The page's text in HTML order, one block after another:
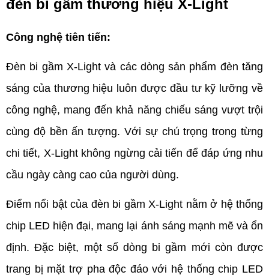
đèn bi gầm thương hiệu X-Light
Công nghệ tiên tiến:
Đèn bi gầm X-Light và các dòng sản phẩm đèn tăng
sáng của thương hiệu luôn được đầu tư kỹ lưỡng về
công nghệ, mang đến khả năng chiếu sáng vượt trội
cùng độ bền ấn tượng. Với sự chú trọng trong từng
chi tiết, X-Light không ngừng cải tiến để đáp ứng nhu
cầu ngày càng cao của người dùng.
Điểm nổi bật của đèn bi gầm X-Light nằm ở hệ thống
chip LED hiện đại, mang lại ánh sáng mạnh mẽ và ổn
định. Đặc biệt, một số dòng bi gầm mới còn được
trang bị mặt trợ pha độc đáo với hệ thống chip LED